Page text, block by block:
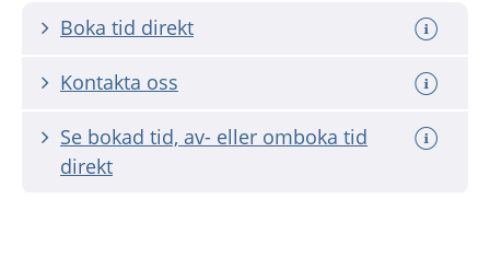
Boka tid direkt
Kontakta oss
Se bokad tid, av- eller omboka tid
direkt